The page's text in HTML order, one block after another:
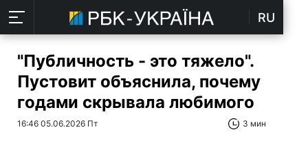
RU
"Публичность - это тяжело".
Пустовит объяснила, почему
годами скрывала любимого
16:46 05.06.2026 Пт 3 мин